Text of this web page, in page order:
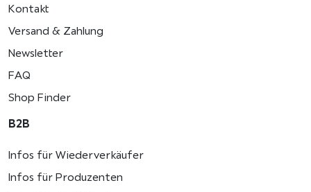
Kontakt
Versand & Zahlung
Newsletter
FAQ
Shop Finder
B2B
Infos für Wiederverkäufer
Infos für Produzenten